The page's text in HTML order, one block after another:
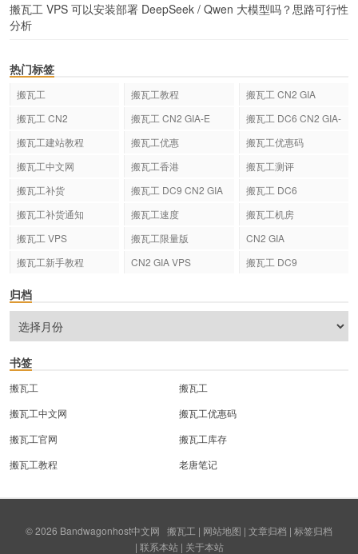
搬瓦工 VPS 可以安装部署 DeepSeek / Qwen 大模型吗？思路可行性
分析
热门标签
搬瓦工 搬瓦工教程
搬瓦工 CN2 GIA
搬瓦工 CN2
搬瓦工 CN2 GIA-E
搬瓦工 DC6 CN2 GIA-
搬瓦工建站教程 搬瓦工优惠
搬瓦工优惠码
搬瓦工中文网
搬瓦工香港
搬瓦工测评
搬瓦工补货
搬瓦工 DC9 CN2 GIA
搬瓦工 DC6
搬瓦工补货通知
搬瓦工速度
搬瓦工机房
搬瓦工 VPS
搬瓦工限量版
CN2 GIA
搬瓦工新手教程
CN2 GIA VPS 搬瓦工 DC9
归档
书签
搬瓦工
搬瓦工
搬瓦工中文网
搬瓦工优惠码
搬瓦工官网
搬瓦工库存
搬瓦工教程
老唐笔记
© 2026 Bandwagonhost中文网 搬瓦工 | 网站地图 | 文章归档 | 标签归档
| 联系本站| 关于本站